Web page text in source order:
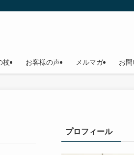
杖 お客様の声 メルマガ お
プロフィール